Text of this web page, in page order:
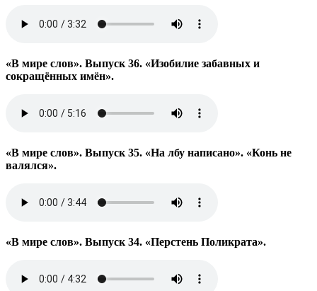
«В мире слов». Выпуск 36. «Изобилие забавных и
сокращённых имён».
«В мире слов». Выпуск 35. «На лбу написано». «Конь не
валялся».
«В мире слов». Выпуск 34. «Перстень Поликрата».